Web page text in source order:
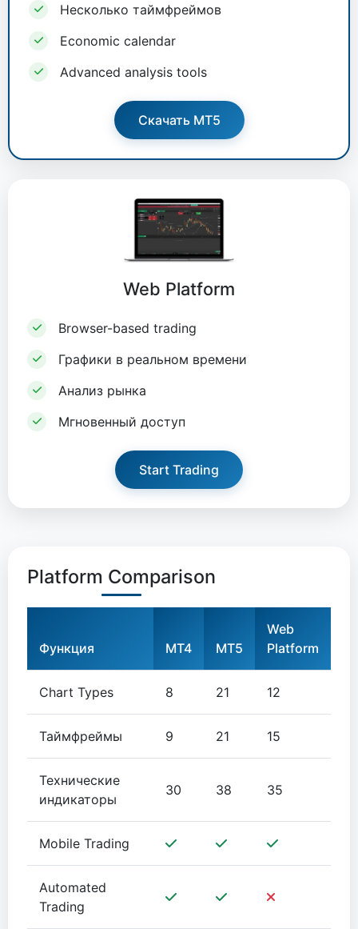
Несколько таймфреймов
Economic calendar
Advanced analysis tools
Скачать MT5
Web Platform
Browser-based trading
Графики в реальном времени
Анализ рынка
Мгновенный доступ
Start Trading
Platform Comparison
Функция MT4 MT5
Web
Platform
Chart Types 8 21 12
Таймфреймы 9 21 15
Технические
индикаторы
30 38 35
Mobile Trading
Automated
Trading